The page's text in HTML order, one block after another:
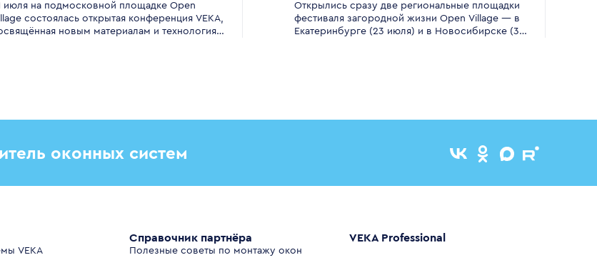
июля на подмосковной площадке Open
состоялась открытая конференция VEKA,
новым материалам и технологиям
Открылись сразу две региональные площадки
фестиваля загородной жизни Open Village — в
Екатеринбурге (23 июля) и в Новосибирске (30
оконных систем
VEKA
Справочник партнёра
Полезные советы по монтажу окон
VEKA Professional